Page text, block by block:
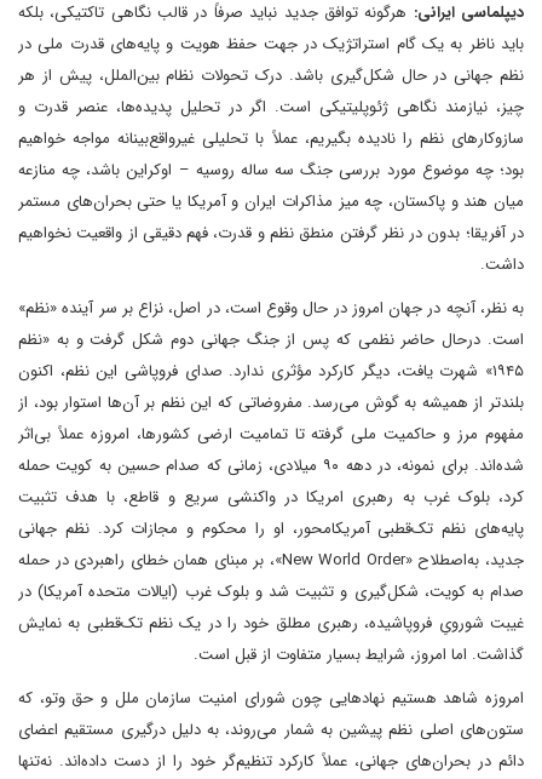
دیپلماسی ایرانی: هرگونه توافق جدید نباید صرفاً در قالب نگاهی تاکتیکی، بلکه
باید ناظر به یک گام استراتژیک در جهت حفظ هویت و پایه‌های قدرت ملی در
نظم جهانی در حال شکل‌گیری باشد. درک تحولات نظام بین‌الملل، پیش از هر
چیز، نیازمند نگاهی ژئوپلیتیکی است. اگر در تحلیل پدیده‌ها، عنصر قدرت و
سازوکارهای نظم را نادیده بگیریم، عملاً با تحلیلی غیرواقع‌بینانه مواجه خواهیم
بود؛ چه موضوع مورد بررسی جنگ سه ساله روسیه – اوکراین باشد، چه منازعه
میان هند و پاکستان، چه میز مذاکرات ایران و آمریکا یا حتی بحران‌های مستمر
در آفریقا؛ بدون در نظر گرفتن منطق نظم و قدرت، فهم دقیقی از واقعیت نخواهیم
داشت.
به نظر، آنچه در جهان امروز در حال وقوع است، در اصل، نزاع بر سر آینده «نظم»
است. درحال حاضر نظمی که پس از جنگ جهانی دوم شکل گرفت و به «نظم
۱۹۴۵» شهرت یافت، دیگر کارکرد مؤثری ندارد. صدای فروپاشی این نظم، اکنون
بلندتر از همیشه به گوش می‌رسد. مفروضاتی که این نظم بر آن‌ها استوار بود، از
مفهوم مرز و حاکمیت ملی گرفته تا تمامیت ارضی کشورها، امروزه عملاً بی‌اثر
شده‌اند. برای نمونه، در دهه ۹۰ میلادی، زمانی که صدام حسین به کویت حمله
کرد، بلوک غرب به رهبری امریکا در واکنشی سریع و قاطع، با هدف تثبیت
پایه‌های نظم تک‌قطبی آمریکامحور، او را محکوم و مجازات کرد. نظم جهانی
جدید، به‌اصطلاح «New World Order»، بر مبنای همان خطای راهبردی در حمله
صدام به کویت، شکل‌گیری و تثبیت شد و بلوک غرب (ایالات متحده آمریکا) در
غیبت شورویِ فروپاشیده، رهبری مطلق خود را در یک نظم تک‌قطبی به نمایش
گذاشت. اما امروز، شرایط بسیار متفاوت از قبل است.
امروزه شاهد هستیم نهادهایی چون شورای امنیت سازمان ملل و حق وتو، که
ستون‌های اصلی نظم پیشین به شمار می‌روند، به دلیل درگیری مستقیم اعضای
دائم در بحران‌های جهانی، عملاً کارکرد تنظیم‌گر خود را از دست داده‌اند. نه‌تنها